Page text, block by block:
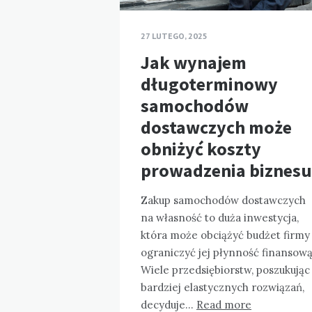
27 LUTEGO, 2025
Jak wynajem
długoterminowy
samochodów
dostawczych może
obniżyć koszty
prowadzenia biznesu
Zakup samochodów dostawczych
na własność to duża inwestycja,
która może obciążyć budżet firmy
ograniczyć jej płynność
Wiele przedsiębiorstw, poszukując
bardziej elastycznych rozwiązań,
decyduje… Read more